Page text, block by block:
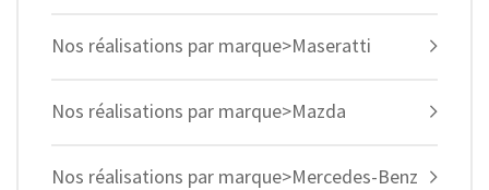
Nos réalisations par marque>Maseratti
Nos réalisations par marque>Mazda
Nos réalisations par marque>Mercedes-Benz